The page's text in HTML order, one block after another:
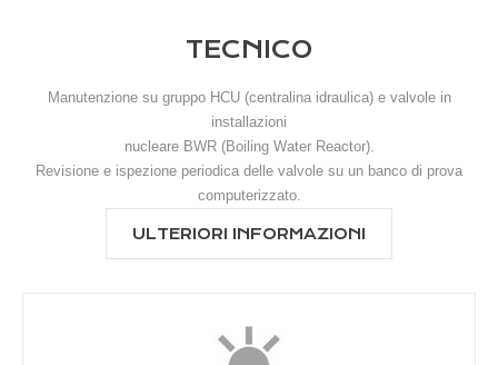
TECNICO
Manutenzione su gruppo HCU (centralina idraulica) e valvole in
installazioni
nucleare BWR (Boiling Water Reactor).
Revisione e ispezione periodica delle valvole su un banco di prova
computerizzato.
ULTERIORI INFORMAZIONI